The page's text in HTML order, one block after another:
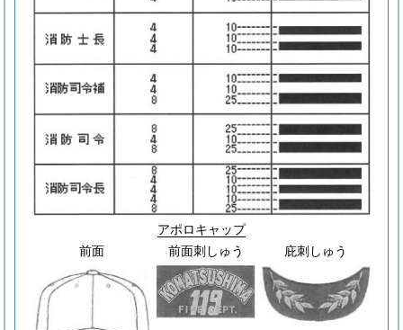
アポロキャップ
前面
前面刺しゅう 庇刺しゅう